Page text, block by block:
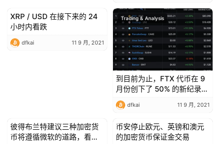
Trading & Analysis
XRP / USD 在接下来的 24
小时内看跌
dfkai 11 9 月, 2021
Trading & Analysis
到目前为止，FTX 代币在 9
月份创下了 50% 的新纪录
——是什么推动了 FTT 价格
上涨？
dfkai 11 9 月, 2021
Trading & Analysis
彼得布兰特建议三种加密货
币将遵循微软的道路，看看
Trading & Analysis
币安停止欧元、英镑和澳元
的加密货币保证金交易